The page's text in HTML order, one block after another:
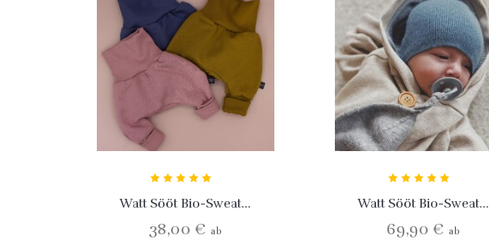
Watt Sööt Bio-Sweat...
38,00 €ab
Watt Sööt Bio-Sweat...
69,90 €ab